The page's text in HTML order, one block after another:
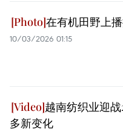
在有机田野上
10/03/2026 01:15
越南纺织业迎
多新变化